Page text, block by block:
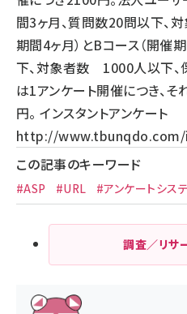
間3ヶ月、質問数20問以下、
期間4ヶ月）とBコース（開催
下、対象者数 1000人以下、
は1アンケート開催につき、
円。 インスタントアンケート
http://
この記事のキーワード
#ASP #URL #アンケートシス
調査／リサ